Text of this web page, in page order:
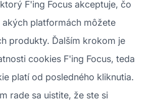
F'ing Focus akceptuje, čo
platformách môžete
produkty. Ďalším krokom je
cookies F'ing Focus, teda
platí od posledného kliknutia.
rade sa uistite, že ste si